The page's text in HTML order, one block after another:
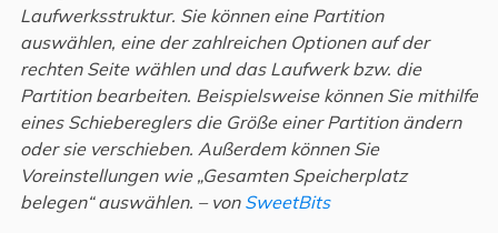
Laufwerksstruktur. Sie können eine Partition
auswählen, eine der zahlreichen Optionen auf der
rechten Seite wählen und das Laufwerk bzw. die
Partition bearbeiten. Beispielsweise können Sie mithilfe
eines Schiebereglers die Größe einer Partition ändern
oder sie verschieben. Außerdem können Sie
Voreinstellungen wie „Gesamten Speicherplatz
belegen“ auswählen. – von SweetBits